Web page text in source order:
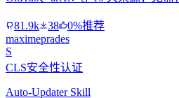
81.9k 38
0%推荐
maximeprades
S
CLS安全性认证
Auto-Updater Skill